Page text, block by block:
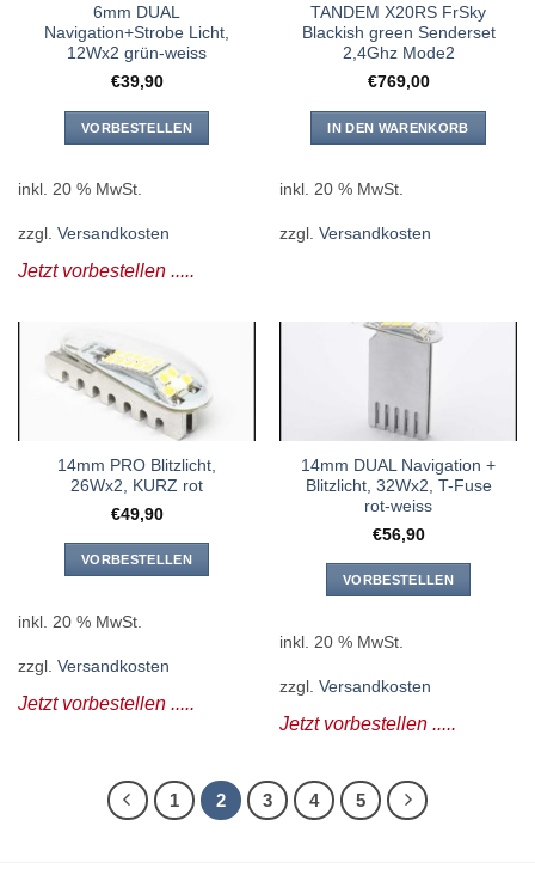
6mm DUAL
Navigation+Strobe Licht,
12Wx2 grün-weiss
€39,90
VORBESTELLEN
inkl. 20 % MwSt.
zzgl. Versandkosten
Jetzt vorbestellen .....
TANDEM X20RS FrSky
Blackish green Senderset
2,4Ghz Mode2
€769,00
IN DEN WARENKORB
inkl. 20 % MwSt.
zzgl. Versandkosten
14mm PRO Blitzlicht,
26Wx2, KURZ rot
€49,90
VORBESTELLEN
inkl. 20 % MwSt.
zzgl. Versandkosten
Jetzt vorbestellen .....
14mm DUAL Navigation +
Blitzlicht, 32Wx2, T-Fuse
rot-weiss
€56,90
VORBESTELLEN
inkl. 20 % MwSt.
zzgl. Versandkosten
Jetzt vorbestellen .....
1 2 3 4 5